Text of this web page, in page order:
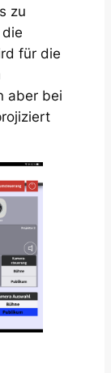
zu
für die
aber bei